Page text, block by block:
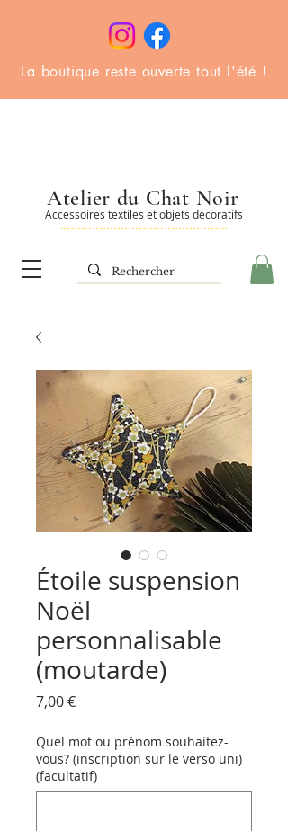
La boutique reste ouverte tout l'été !
Accessoires textiles et objets décoratifs
Atelier du Chat Noir
Étoile suspension
Noël
personnalisable
(moutarde)
7,00 €Prix
Quel mot ou prénom souhaitez-
vous? (inscription sur le verso uni)
(facultatif)